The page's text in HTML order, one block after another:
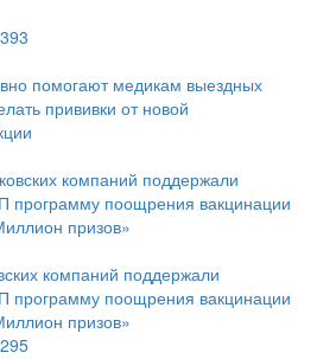
помогают медикам выездных
прививки от новой
компаний поддержали
поощрения вакцинации
призов»